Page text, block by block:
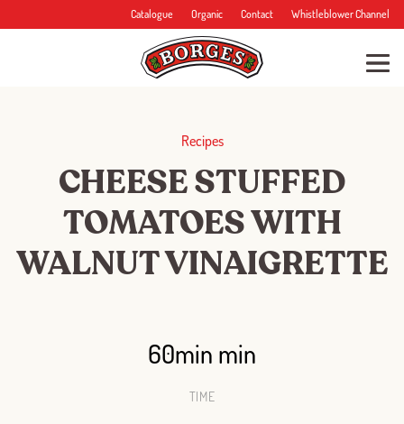
Catalogue Organic Contact Whistleblower Channel
Recipes
CHEESE STUFFED
TOMATOES WITH
WALNUT VINAIGRETTE
60min min
TIME